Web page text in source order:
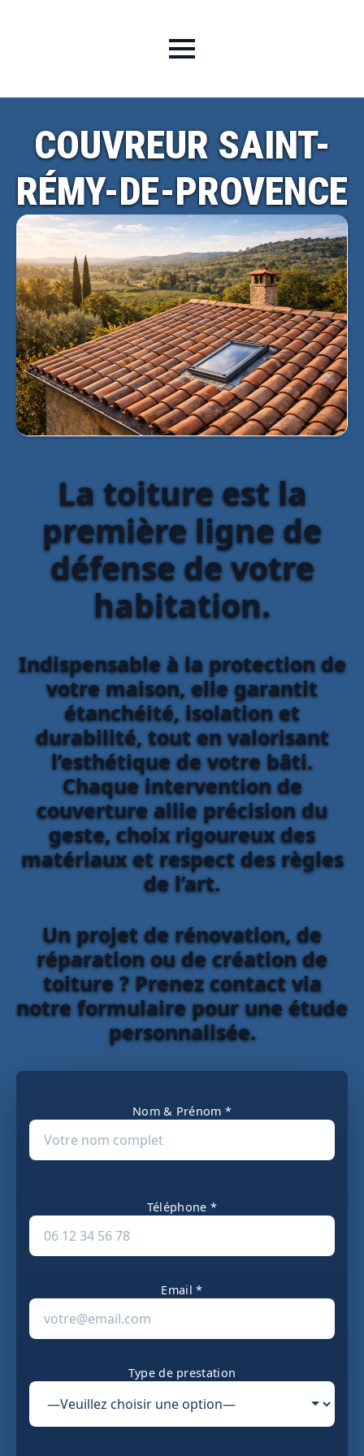
COUVREUR SAINT-
RÉMY-DE-PROVENCE
La toiture est la
première ligne de
défense de votre
habitation.
Indispensable à la protection de
votre maison, elle garantit
étanchéité, isolation et
durabilité, tout en valorisant
l’esthétique de votre bâti.
Chaque intervention de
couverture allie précision du
geste, choix rigoureux des
matériaux et respect des règles
de l’art.
Un projet de rénovation, de
réparation ou de création de
toiture ? Prenez contact via
notre formulaire pour une étude
personnalisée.
Nom & Prénom *
Téléphone *
Email *
Type de prestation